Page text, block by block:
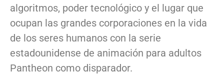
algoritmos, poder tecnológico y el lugar que
ocupan las grandes corporaciones en la vida
de los seres humanos con la serie
estadounidense de animación para adultos
Pantheon como disparador.